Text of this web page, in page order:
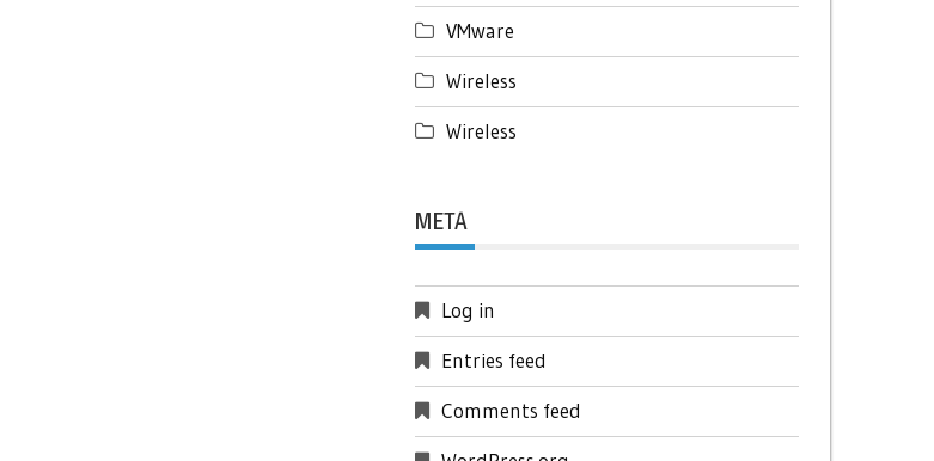
VMware
Wireless
Wireless
META
Log in
Entries feed
Comments feed